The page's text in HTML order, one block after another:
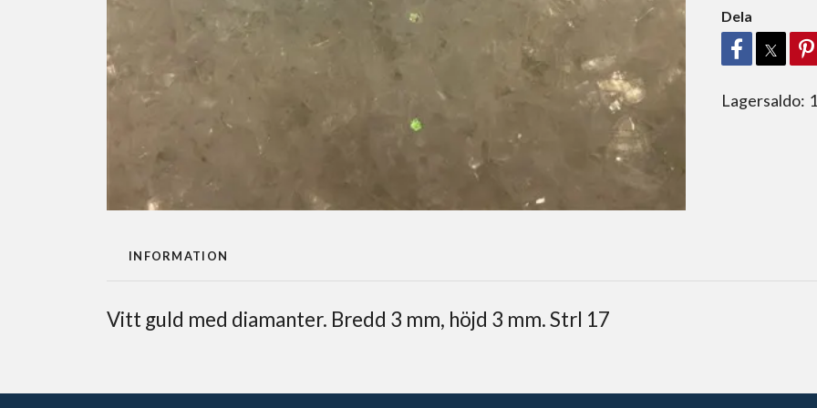
Dela
Lagersaldo: 1
INFORMATION
Vitt guld med diamanter. Bredd 3 mm, höjd 3 mm. Strl 17